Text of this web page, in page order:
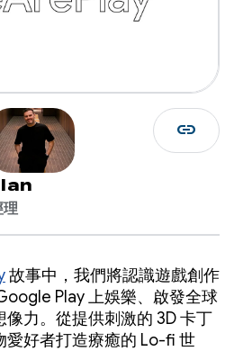
理
link
故事中，我們將認識遊戲創作
Play 上娛樂、啟發全球
力。從提供刺激的 3D 卡丁
愛好者打造療癒的 Lo-fi 世